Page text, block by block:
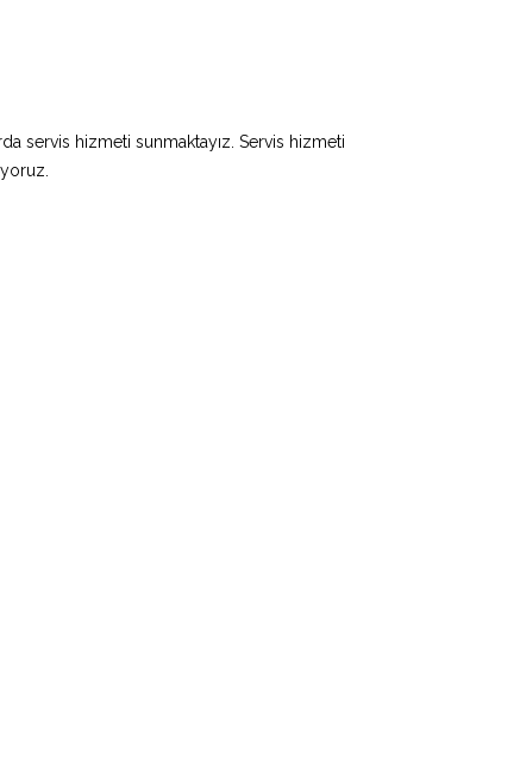
servis hizmeti sunmaktayız. Servis hizmeti